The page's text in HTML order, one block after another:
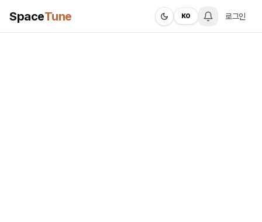
SpaceTune KO 로그인